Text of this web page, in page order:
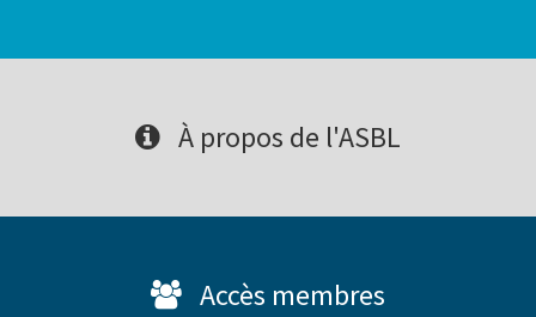
À propos de l'ASBL
Accès membres